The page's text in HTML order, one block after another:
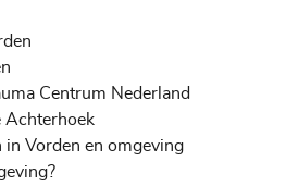
Centrum Nederland
Achterhoek
Vorden en omgeving